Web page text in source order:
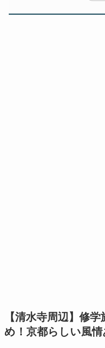
【清水寺周辺】修
め！京都らしい風